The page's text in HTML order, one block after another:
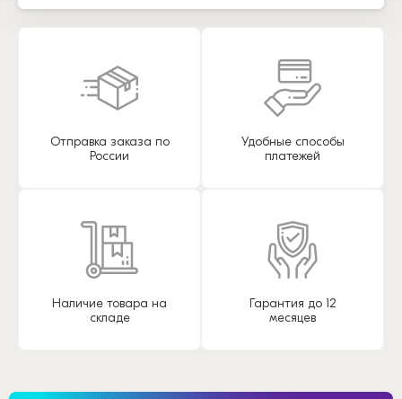
Отправка заказа по
России
Удобные способы
платежей
Наличие товара на
складе
Гарантия до 12
месяцев